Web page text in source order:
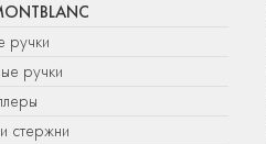
ручки
ручки
стержни